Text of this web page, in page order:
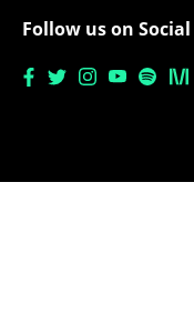
Follow us on